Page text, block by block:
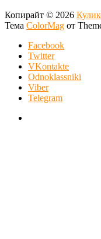
Копирайт © 2026
Тема ColorMag от
Facebook
Twitter
VKontakte
Odnoklassniki
Viber
Telegram